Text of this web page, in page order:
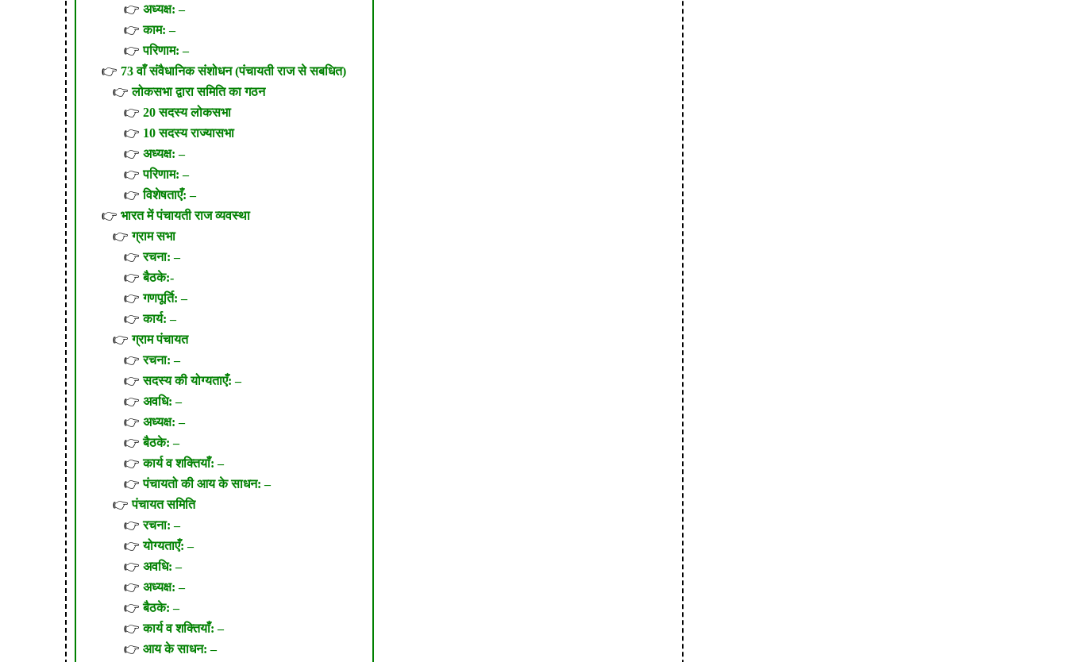
अध्यक्ष: –
काम: –
परिणाम: –
73 वाँ संवैधानिक संशोधन (पंचायती राज से सबधित)
लोकसभा द्वारा समिति का गठन
20 सदस्य लोकसभा
10 सदस्य राज्यासभा
अध्यक्ष: –
परिणाम: –
विशेषताएँ: –
भारत में पंचायती राज व्यवस्था
ग्राम सभा
रचना: –
बैठके:-
गणपूर्ति: –
कार्य: –
ग्राम पंचायत
रचना: –
सदस्य की योग्यताएँ: –
अवधि: –
अध्यक्ष: –
बैठके: –
कार्य व शक्तियाँ: –
पंचायतो की आय के साधन: –
पंचायत समिति
रचना: –
योग्यताएँ: –
अवधि: –
अध्यक्ष: –
बैठके: –
कार्य व शक्तियाँ: –
आय के साधन: –